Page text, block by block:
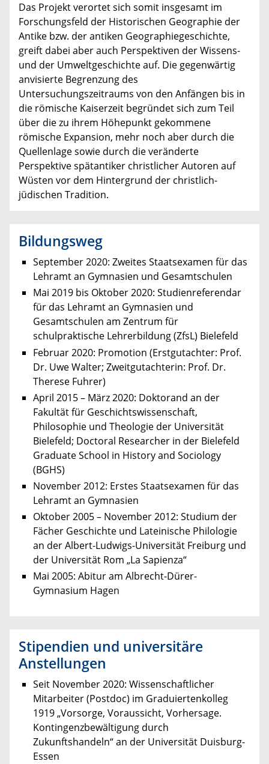
Das Projekt verortet sich somit insgesamt im
Forschungsfeld der Historischen Geographie der
Antike bzw. der antiken Geographiegeschichte,
greift dabei aber auch Perspektiven der Wissens-
und der Umweltgeschichte auf. Die gegenwärtig
anvisierte Begrenzung des
Untersuchungszeitraums von den Anfängen bis in
die römische Kaiserzeit begründet sich zum Teil
über die zu ihrem Höhepunkt gekommene
römische Expansion, mehr noch aber durch die
Quellenlage sowie durch die veränderte
Perspektive spätantiker christlicher Autoren auf
Wüsten vor dem Hintergrund der christlich-
jüdischen Tradition.
Bildungsweg
September 2020: Zweites Staatsexamen für das
Lehramt an Gymnasien und Gesamtschulen
Mai 2019 bis Oktober 2020: Studienreferendar
für das Lehramt an Gymnasien und
Gesamtschulen am Zentrum für
schulpraktische Lehrerbildung (ZfsL) Bielefeld
Februar 2020: Promotion (Erstgutachter: Prof.
Dr. Uwe Walter; Zweitgutachterin: Prof. Dr.
Therese Fuhrer)
April 2015 – März 2020: Doktorand an der
Fakultät für Geschichtswissenschaft,
Philosophie und Theologie der Universität
Bielefeld; Doctoral Researcher in der Bielefeld
Graduate School in History and Sociology
(BGHS)
November 2012: Erstes Staatsexamen für das
Lehramt an Gymnasien
Oktober 2005 – November 2012: Studium der
Fächer Geschichte und Lateinische Philologie
an der Albert-Ludwigs-Universität Freiburg und
der Universität Rom „La Sapienza“
Mai 2005: Abitur am Albrecht-Dürer-
Gymnasium Hagen
Stipendien und universitäre
Anstellungen
Seit November 2020: Wissenschaftlicher
Mitarbeiter (Postdoc) im Graduiertenkolleg
1919 „Vorsorge, Voraussicht, Vorhersage.
Kontingenzbewältigung durch
Zukunftshandeln“ an der Universität Duisburg-
Essen